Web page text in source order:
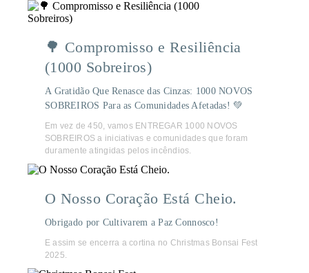
🌳 Compromisso e Resiliência
(1000 Sobreiros)
A Gratidão Que Renasce das Cinzas: 1000 NOVOS
SOBREIROS Para as Comunidades Afetadas! 💚
Em vez de 450, vamos ENTREGAR 1000 NOVOS
SOBREIROS a iniciativas e comunidades que foram
duramente atingidas pelos incêndios.
O Nosso Coração Está Cheio.
Obrigado por Cultivarem a Paz Connosco!
E assim se encerra a cortina no Christmas Bonsai Fest
2025.